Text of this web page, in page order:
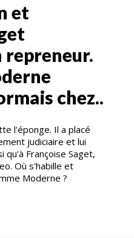
et
repreneur.
chez..
l'éponge. Il a placé
judiciaire et lui
qu'à Françoise Saget,
Où s'habille et
Moderne ?